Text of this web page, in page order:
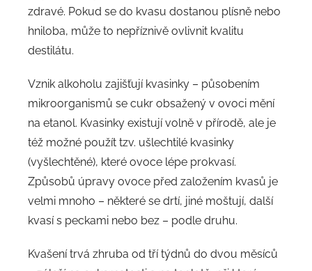
zdravé. Pokud se do kvasu dostanou plísně nebo
hniloba, může to nepříznivě ovlivnit kvalitu
destilátu.
Vznik alkoholu zajišťují kvasinky – působením
mikroorganismů se cukr obsažený v ovoci mění
na etanol. Kvasinky existují volně v přírodě, ale je
též možné použít tzv. ušlechtilé kvasinky
(vyšlechtěné), které ovoce lépe prokvasí.
Způsobů úpravy ovoce před založením kvasů je
velmi mnoho – některé se drtí, jiné moštují, další
kvasí s peckami nebo bez – podle druhu.
Kvašení trvá zhruba od tří týdnů do dvou měsíců